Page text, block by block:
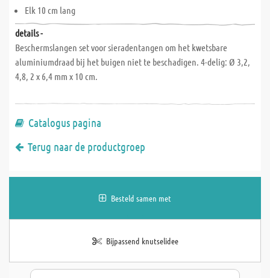
Elk 10 cm lang
details -
Beschermslangen set voor sieradentangen om het kwetsbare
aluminiumdraad bij het buigen niet te beschadigen. 4-delig: Ø 3,2,
4,8, 2 x 6,4 mm x 10 cm.
Catalogus pagina
Terug naar de productgroep
Besteld samen met
Bijpassend knutselidee